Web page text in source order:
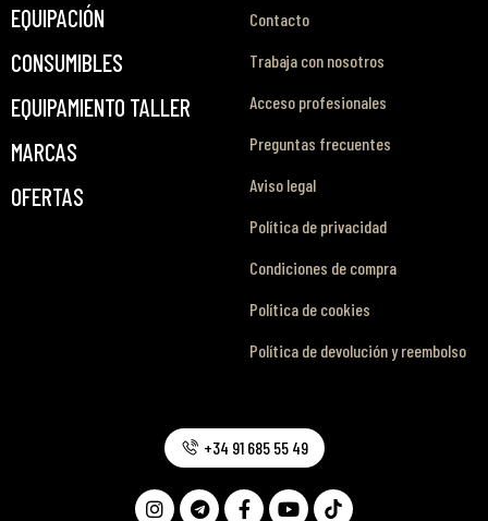
EQUIPACIÓN
CONSUMIBLES
EQUIPAMIENTO TALLER
MARCAS
OFERTAS
Contacto
Trabaja con nosotros
Acceso profesionales
Preguntas frecuentes
Aviso legal
Política de privacidad
Condiciones de compra
Política de cookies
Política de devolución y reembolso
+34 91 685 55 49